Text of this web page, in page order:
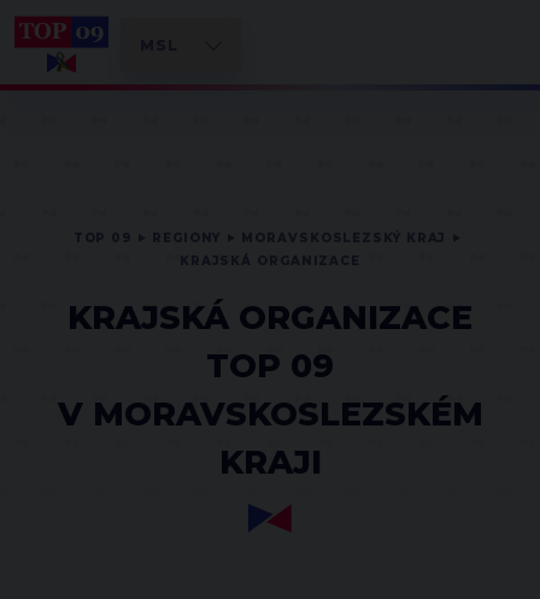
KRAJSKÁ ORGANIZACE
TOP 09
V MORAVSKOSLEZSKÉM
KRAJI